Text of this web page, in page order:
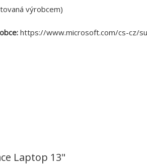
výrobcem)
https://www.microsoft.com/cs-cz/
Laptop 13"